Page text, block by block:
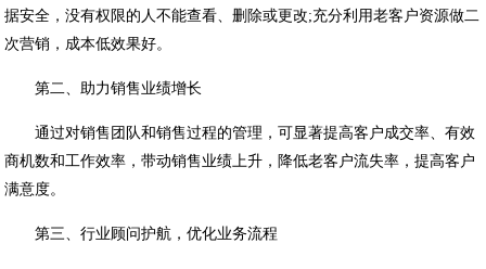
据安全，没有权限的人不能查看、删除或更改;充分利用老客户资源做二
次营销，成本低效果好。
第二、助力销售业绩增长
通过对销售团队和销售过程的管理，可显著提高客户成交率、有效
商机数和工作效率，带动销售业绩上升，降低老客户流失率，提高客户
满意度。
第三、行业顾问护航，优化业务流程